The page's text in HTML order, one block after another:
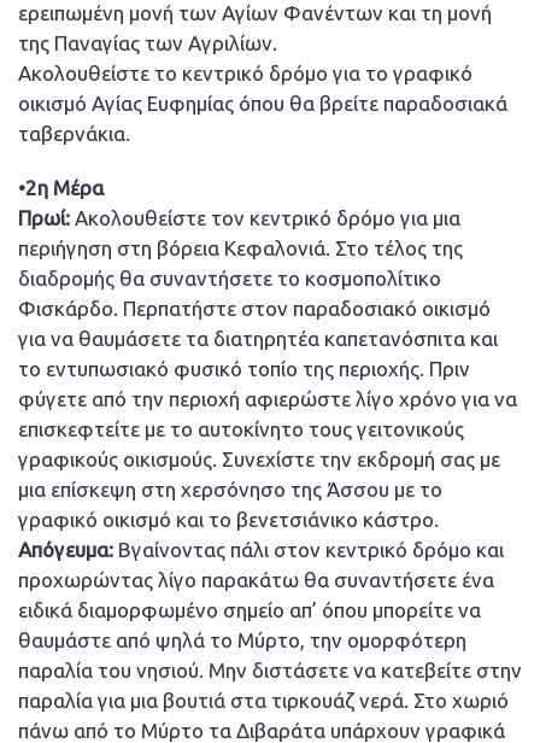
ερειπωμένη μονή των Αγίων Φανέντων και τη μονή
της Παναγίας των Αγριλίων.
Ακολουθείστε το κεντρικό δρόμο για το γραφικό
οικισμό Αγίας Ευφημίας όπου θα βρείτε παραδοσιακά
ταβερνάκια.
•2η Μέρα
Πρωί: Ακολουθείστε τον κεντρικό δρόμο για μια
περιήγηση στη βόρεια Κεφαλονιά. Στο τέλος της
διαδρομής θα συναντήσετε το κοσμοπολίτικο
Φισκάρδο. Περπατήστε στον παραδοσιακό οικισμό
για να θαυμάσετε τα διατηρητέα καπετανόσπιτα και
το εντυπωσιακό φυσικό τοπίο της περιοχής. Πριν
φύγετε από την περιοχή αφιερώστε λίγο χρόνο για να
επισκεφτείτε με το αυτοκίνητο τους γειτονικούς
γραφικούς οικισμούς. Συνεχίστε την εκδρομή σας με
μια επίσκεψη στη χερσόνησο της Άσσου με το
γραφικό οικισμό και το βενετσιάνικο κάστρο.
Απόγευμα: Βγαίνοντας πάλι στον κεντρικό δρόμο και
προχωρώντας λίγο παρακάτω θα συναντήσετε ένα
ειδικά διαμορφωμένο σημείο απ’ όπου μπορείτε να
θαυμάστε από ψηλά το Μύρτο, την ομορφότερη
παραλία του νησιού. Μην διστάσετε να κατεβείτε στην
παραλία για μια βουτιά στα τιρκουάζ νερά. Στο χωριό
πάνω από το Μύρτο τα Διβαράτα υπάρχουν γραφικά